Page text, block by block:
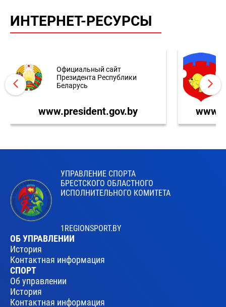
ИНТЕРНЕТ-РЕСУРСЫ
Официальный сайт
Президента Республики
Беларусь
www.president.gov.by
УПРАВЛЕНИЕ СПОРТА
БРЕСТСКОГО ОБЛАСТНОГО
ИСПОЛНИТЕЛЬНОГО КОМИТЕТА
1REGIONSPORT.BY
ОБ УПРАВЛЕНИИ
История
Контактная информация
СПОРТ
Об управлении
История
Контактная информация